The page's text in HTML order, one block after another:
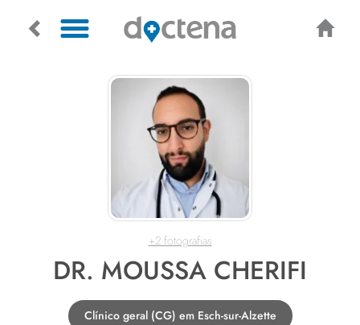
+2 fotografias
DR. MOUSSA CHERIFI
Clínico geral (CG) em Esch-sur-Alzette